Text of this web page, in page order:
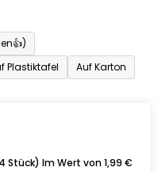
Plastiktafel Auf Karton
Stück) Im Wert von 1,99 €